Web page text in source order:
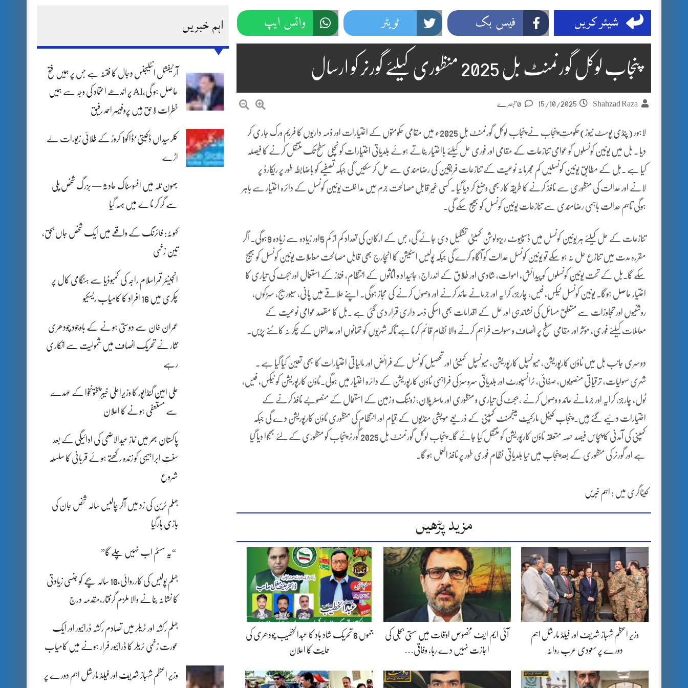
اہم خبریں
آرٹیفشل انٹلیجنس دجال کا فتنہ ہے جس پر ہمیں فتح
حاصل ہو گی،AI پر اندھے اعتماد کی وجہ سے ہمیں
خطرات لاحق ہیں پروفیسر احمد رفیق
کلرسیداں ڈکیتی‘ڈاکو1 کروڑ کے طلائی زیورات لے
اڑے
بھون نلہ میں افسوسناک حادثہ — بزرگ شخص پلی
سے گر کر نالے میں بہہ گیا
کہوٹہ: فائرنگ کے واقعے میں ایک شخص جاں بحق،
تین زخمی
انجینئر قمراسلام راجہ کی کمبوڈیا سے ہنگامی کال پر
چکری میں 16 افراد کا کامیاب ریسکیو
عمران خان سے دوستی ہونے کے باوجود چودھری
نثار نے تحریک انصاف میں شمولیت سے انکاری
رہے
علی امین گنڈاپور کا وزیراعلیٰ خیبرپختونخوا کے عہدے
سے مستعفی ہونے کا اعلان
پاکستان بھر میں نمازِ عیدالاضحی کی ادائیگی کے بعد
سنتِ ابراہیمی کو زندہ رکھتے ہوئے قربانی کا سلسلہ
شروع
جہلم ٹرین کی زد میں آکر چالیس سالہ شخص جان کی
بازی ہارگیا
“یہ سسٹم اب نہیں چلے گا”
جہلم پولیس کی کارروائی،10 سالہ بچے کو جنسی زیادتی
کا نشانہ بنانے والا ملزم گرفتار،مقدمہ درج
جہلم رکشہ اور ٹریلر میں تصادم رکشہ ڈرائیور اور ایک
عورت زخمی ٹریلر کا ڈرائیور فرار ہونے میں کامیاب
وزیر اعظم شہباز شریف اور فیلڈ مارشل اہم دورے پر
شیئر کریں فیس بک ٹویٹر واٹس ایپ
پنجاب لوکل گورنمنٹ بل 2025 منظوری کیلئے گورنر کو ارسال
Shahzad Raza
15/10/2025
لاہور (پنڈی پوسٹ نیوز)حکومتِ پنجاب نے پنجاب لوکل گورنمنٹ بل 2025ء میں مقامی حکومتوں کے اختیارات اور ذمہ داریوں کا فریم ورک جاری کر
دیا ۔ بل میں یونین کونسلوں کو عوامی تنازعات کے مقامی اور فوری حل کیلئے بااختیار بناتے ہوئے بلدیاتی اختیارات کو نچلی سطح تک منتقل کرنے کا فیصلہ
کیا ہے ۔بل کے مطابق یونین کونسلیں کم مجرمانہ نوعیت کے تنازعات فریقین کی رضامندی سے حل کر سکیں گی جبکہ تصفیے کو باضابطہ طور پر ریکارڈ پر
لانے اور عدالت کی منظوری سے نافذ کرنے کا طریقہ کار بھی وضع کر دیا گیا ۔ کسی غیر قابلِ مصالحت جرم میں مداخلت یونین کونسل کے دائرہ اختیار سے باہر
ہوگی تاہم عدالت باہمی رضامندی سے تنازعات یونین کونسل کو بھیج سکے گی۔
تنازعات کے حل کیلئے ہر یونین کونسل میں ڈسپیوٹ ریزولوشن کمیٹی تشکیل دی جائے گی، جس کے ارکان کی تعداد کم از کم 5اور زیادہ سے زیادہ 9ہوگی۔ اگر
مقررہ مدت میں تنازع حل نہ ہو سکے تو یونین کونسل عدالت کو آگاہ کرے گی جبکہ پولیس اسٹیشن کا انچارج بھی قابلِ مصالحت معاملات یونین کونسل کو بھیج
سکے گا۔بل کے تحت یونین کونسلوں کو پیدائش، اموات، شادی اور طلاق کے اندراج، جائیداد و اثاثوں کے انتظام، فنڈز کے استعمال اور بجٹ کی تیاری کا
اختیار حاصل ہوگا۔ یونین کونسل ٹیکس، فیس، چارجز، کرایہ اور جرمانے عائد کرنے اور وصول کرنے کی مجاز ہوگی۔ اپنے علاقے میں پانی، سیوریج، سڑکوں،
روشنیوں اور تجاوزات سے متعلق مسائل کی نشاندہی اور حل کے اقدامات بھی اسکی ذمہ داری قرار دی گئی ہے ۔بل کا مقصد عوامی نوعیت کے
معاملات کیلئے فوری، مؤثر اور مقامی سطح پر انصاف و سہولت فراہم کرنے والا نظام قائم کرنا ہے تاکہ شہریوں کو تھانوں اور عدالتوں کے چکر نہ کاٹنے پڑیں۔
دوسری جانب بل میں ٹاؤن کارپوریشن، میونسپل کارپوریشن، میونسپل کمیٹی اور تحصیل کونسل کے فرائض اور مالیاتی اختیارات کا بھی تعین کیا گیا ہے ۔
شہری سہولیات، ترقیاتی منصوبوں، صفائی، ٹرانسپورٹ اور بلدیاتی سروسز کی فراہمی ٹاؤن کارپوریشن کے دائرہ اختیار میں ہوگی۔ٹاؤن کارپوریشن کو ٹیکس، فیس،
ٹول، چارجز، کرایہ اور جرمانے عائد و وصول کرنے ، بجٹ کی تیاری و منظوری اور ماسٹر پلان، زوننگ و زمین کے استعمال کے منصوبے نافذ کرنے کے
اختیارات دئیے گئے ہیں۔ پنجاب کیٹل مارکیٹ مینجمنٹ کمپنی کے ذریعے مویشی منڈیوں کے قیام اور انتظام کی منظوری ٹاؤن کارپوریشن دے گی جبکہ
کمپنی کی آمدنی کا پچاس فیصد حصہ متعلقہ ٹاؤن کارپوریشن کو منتقل کیا جائے گا۔ پنجاب لوکل گورنمنٹ بل 2025 گورنر پنجاب کو منظوری کے لئے بھجوا دیا گیا
ہے اور گورنر کی منظوری کے بعد پنجاب میں نیا بلدیاتی نظام فوری طور پر نافذ العمل ہو گا۔
کیٹاگری میں : اہم خبریں
مزید پڑھیں
وزیر اعظم شہباز شریف اور فیلڈ مارشل اہم
دورے پر سعودی عرب روانہ
آئی ایم ایف مخصوص اوقات میں سستی بجلی کی
اجازت نہیں دے رہا، وفاقی…
جموں 6 تحریک شاد باد کا عبدالخطیب چودھری کی
حمایت کا اعلان